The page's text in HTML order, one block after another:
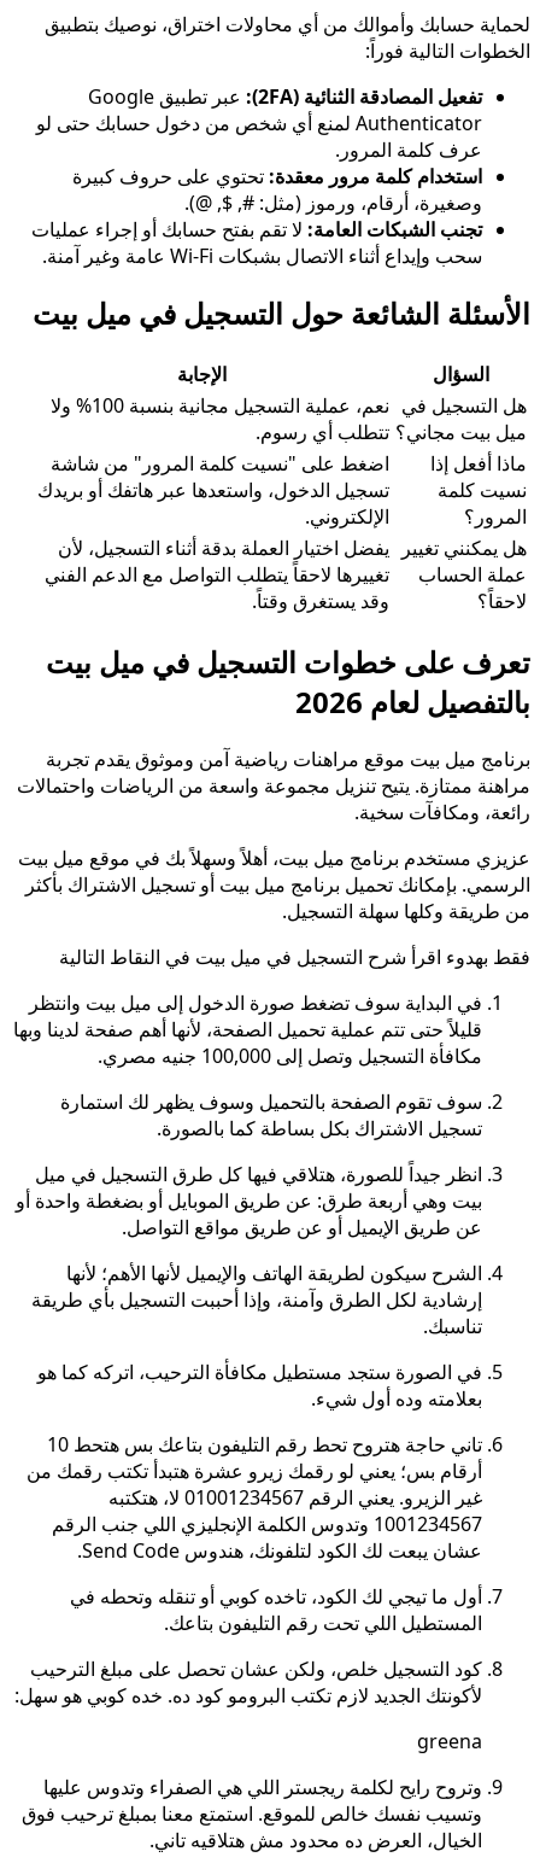
لحماية حسابك وأموالك من أي محاولات اختراق، نوصيك بتطبيق
الخطوات التالية فوراً:
تفعيل المصادقة الثنائية (2FA):
عبر تطبيق Google
Authenticator لمنع أي شخص من دخول حسابك حتى لو
عرف كلمة المرور.
استخدام كلمة مرور معقدة: تحتوي على حروف كبيرة
وصغيرة، أرقام، ورموز (مثل: #, $, @).
تجنب الشبكات العامة: لا تقم بفتح حسابك أو إجراء عمليات
سحب وإيداع أثناء الاتصال بشبكات Wi-Fi عامة وغير آمنة.
الأسئلة الشائعة حول التسجيل في ميل بيت
السؤال
الإجابة
هل التسجيل في
ميل بيت مجاني؟
نعم، عملية التسجيل مجانية بنسبة 100% ولا
تتطلب أي رسوم.
ماذا أفعل إذا
نسيت كلمة
المرور؟
اضغط على "نسيت كلمة المرور" من شاشة
تسجيل الدخول، واستعدها عبر هاتفك أو بريدك
الإلكتروني.
هل يمكنني تغيير
عملة الحساب
لاحقاً؟
يفضل اختيار العملة بدقة أثناء التسجيل، لأن
تغييرها لاحقاً يتطلب التواصل مع الدعم الفني
وقد يستغرق وقتاً.
تعرف على خطوات التسجيل في ميل بيت
بالتفصيل لعام 2026
برنامج ميل بيت موقع مراهنات رياضية آمن وموثوق يقدم تجربة
مراهنة ممتازة. يتيح تنزيل مجموعة واسعة من الرياضات واحتمالات
رائعة، ومكافآت سخية.
عزيزي مستخدم برنامج ميل بيت، أهلاً وسهلاً بك في موقع ميل بيت
الرسمي. بإمكانك تحميل برنامج ميل بيت أو تسجيل الاشتراك بأكثر
من طريقة وكلها سهلة التسجيل.
فقط بهدوء اقرأ شرح التسجيل في ميل بيت في النقاط التالية
في البداية سوف تضغط صورة الدخول إلى ميل بيت وانتظر
قليلاً حتى تتم عملية تحميل الصفحة، لأنها أهم صفحة لدينا وبها
مكافأة التسجيل وتصل إلى 100,000 جنيه مصري.
سوف تقوم الصفحة بالتحميل وسوف يظهر لك استمارة
تسجيل الاشتراك بكل بساطة كما بالصورة.
انظر جيداً للصورة، هتلاقي فيها كل طرق التسجيل في ميل
بيت وهي أربعة طرق: عن طريق الموبايل أو بضغطة واحدة أو
عن طريق الإيميل أو عن طريق مواقع التواصل.
الشرح سيكون لطريقة الهاتف والإيميل لأنها الأهم؛ لأنها
إرشادية لكل الطرق وآمنة، وإذا أحببت التسجيل بأي طريقة
تناسبك.
في الصورة ستجد مستطيل مكافأة الترحيب، اتركه كما هو
بعلامته وده أول شيء.
تاني حاجة هتروح تحط رقم التليفون بتاعك بس هتحط 10
أرقام بس؛ يعني لو رقمك زيرو عشرة هتبدأ تكتب رقمك من
غير الزيرو. يعني الرقم 01001234567 لا، هتكتبه
1001234567 وتدوس الكلمة الإنجليزي اللي جنب الرقم
عشان يبعت لك الكود لتلفونك، هندوس Send Code.
أول ما تيجي لك الكود، تاخده كوبي أو تنقله وتحطه في
المستطيل اللي تحت رقم التليفون بتاعك.
كود التسجيل خلص، ولكن عشان تحصل على مبلغ الترحيب
لأكونتك الجديد لازم تكتب البرومو كود ده. خده كوبي هو سهل:
greena
وتروح رايح لكلمة ريجستر اللي هي الصفراء وتدوس عليها
وتسيب نفسك خالص للموقع. استمتع معنا بمبلغ ترحيب فوق
الخيال، العرض ده محدود مش هتلاقيه تاني.